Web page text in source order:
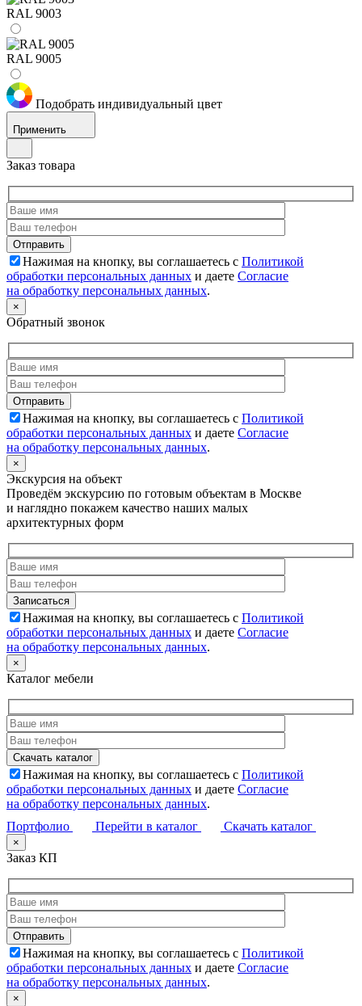
RAL 9003
RAL 9005
Подобрать индивидуальный цвет
Применить
Заказ товара
Нажимая на кнопку, вы соглашаетесь с Политикой
обработки персональных данных и даете Согласие
на обработку персональных данных.
×
Обратный звонок
Нажимая на кнопку, вы соглашаетесь с Политикой
обработки персональных данных и даете Согласие
на обработку персональных данных.
×
Экскурсия на объект
Проведём экскурсию по готовым объектам в Москве
и наглядно покажем качество наших малых
архитектурных форм
Нажимая на кнопку, вы соглашаетесь с Политикой
обработки персональных данных и даете Согласие
на обработку персональных данных.
×
Каталог мебели
Нажимая на кнопку, вы соглашаетесь с Политикой
обработки персональных данных и даете Согласие
на обработку персональных данных.
Портфолио
Перейти в каталог Скачать каталог
×
Заказ КП
Нажимая на кнопку, вы соглашаетесь с Политикой
обработки персональных данных и даете Согласие
на обработку персональных данных.
×